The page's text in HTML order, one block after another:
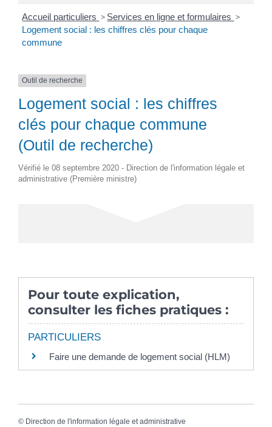
Accueil particuliers > Services en ligne et formulaires >
Logement social : les chiffres clés pour chaque
commune
Outil de recherche
Logement social : les chiffres
clés pour chaque commune
(Outil de recherche)
Vérifié le 08 septembre 2020 - Direction de l'information légale et
administrative (Première ministre)
Pour toute explication,
consulter les fiches pratiques :
PARTICULIERS
Faire une demande de logement social (HLM)
© Direction de l'information légale et administrative